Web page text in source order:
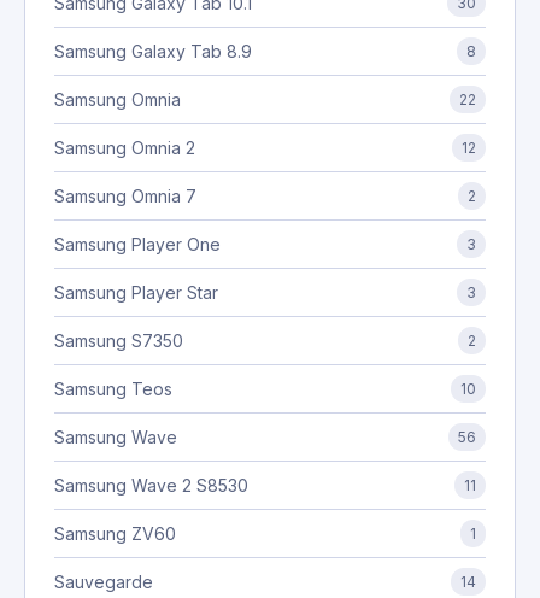
Samsung Galaxy Tab 8.9 8
Samsung Omnia 22
Samsung Omnia 2 12
Samsung Omnia 7 2
Samsung Player One 3
Samsung Player Star 3
Samsung S7350 2
Samsung Teos 10
Samsung Wave 56
Samsung Wave 2 S8530 11
Samsung ZV60 1
Sauvegarde 14